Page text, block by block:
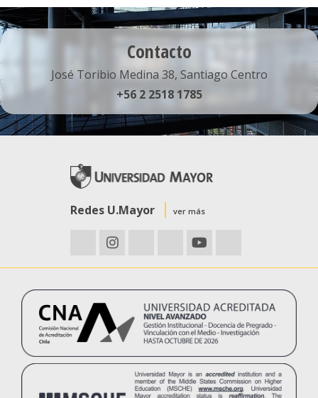
Contacto
José Toribio Medina 38, Santiago Centro
+56 2 2518 1785
Redes U.Mayor ver más